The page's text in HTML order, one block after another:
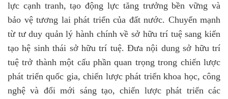
lực cạnh tranh, tạo động lực tăng trưởng bền vững và
bảo vệ tương lai phát triển của đất nước. Chuyển mạnh
từ tư duy quản lý hành chính về sở hữu trí tuệ sang kiến
tạo hệ sinh thái sở hữu trí tuệ. Đưa nội dung sở hữu trí
tuệ trở thành một cấu phần quan trọng trong chiến lược
phát triển quốc gia, chiến lược phát triển khoa học, công
nghệ và đổi mới sáng tạo, chiến lược phát triển các